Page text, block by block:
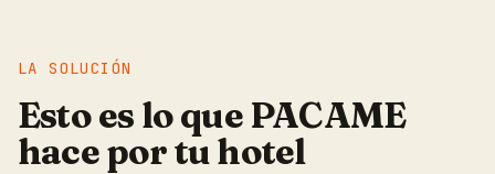
LA SOLUCIÓN
Esto es lo que PACAME
hace por tuhotel